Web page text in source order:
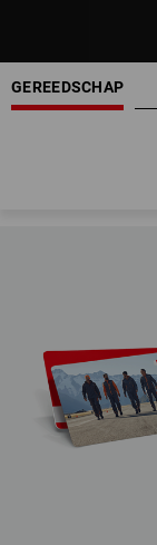
GEREEDSCHAP